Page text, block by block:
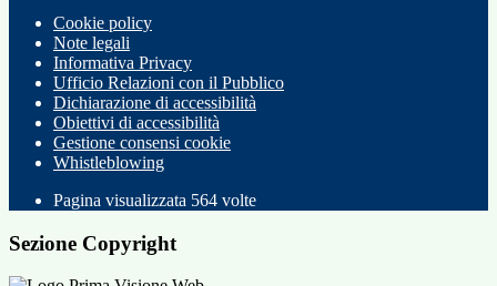
Cookie policy
Note legali
Informativa Privacy
Ufficio Relazioni con il Pubblico
Dichiarazione di accessibilità
Obiettivi di accessibilità
Gestione consensi cookie
Whistleblowing
Pagina visualizzata 564 volte
Sezione Copyright